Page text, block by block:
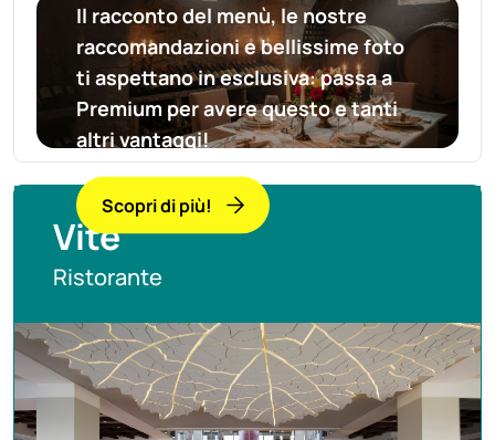
Il racconto del menù, le nostre
raccomandazioni e bellissime foto
ti aspettano in esclusiva:passa a
Premium per avere questo e tanti
altri vantaggi!
Scopri di più!
Vite
Ristorante